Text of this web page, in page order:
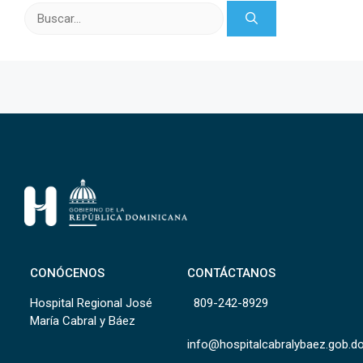
CONÓCENOS
Hospital Regional José
María Cabral y Báez
CONTÁCTANOS
809-242-8929